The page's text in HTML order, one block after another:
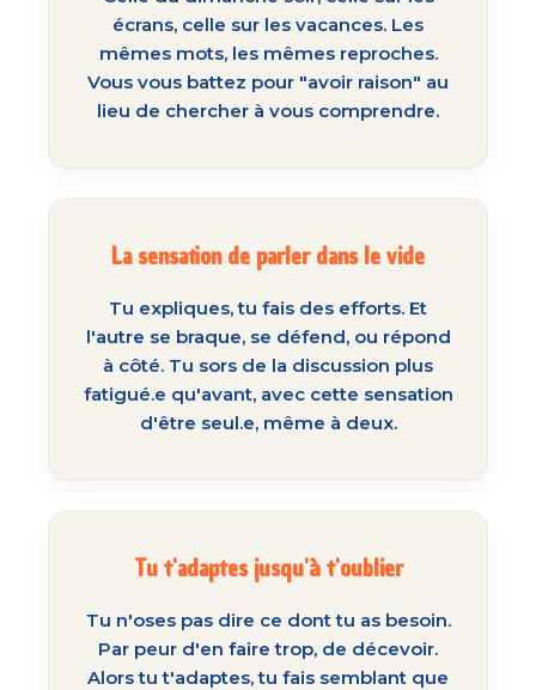
écrans, celle sur les vacances. Les
mêmes mots, les mêmes reproches.
Vous vous battez pour "avoir raison" au
lieu de chercher à vous comprendre.
La sensation de parler dans le vide
Tu expliques, tu fais des efforts. Et
l'autre se braque, se défend, ou répond
à côté. Tu sors de la discussion plus
fatigué.e qu'avant, avec cette sensation
d'être seul.e, même à deux.
Tu t'adaptes jusqu'à t'oublier
Tu n'oses pas dire ce dont tu as besoin.
Par peur d'en faire trop, de décevoir.
Alors tu t'adaptes, tu fais semblant que